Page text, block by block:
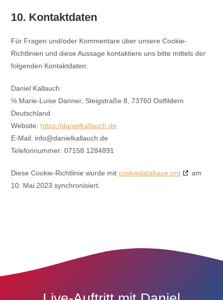
10. Kontaktdaten
Für Fragen und/oder Kommentare über unsere Cookie-
Richtlinien und diese Aussage kontaktiere uns bitte mittels der
folgenden Kontaktdaten:
Daniel Kallauch
℅ Marie-Luise Danner, Steigstraße 8, 73760 Ostfildern
Deutschland
Website: https://danielkallauch.de
E-Mail: info@danielkallauch.de
Telefonnummer: 07158 1284891
Diese Cookie-Richtlinie wurde mitcookiedatabase.org
am
10. Mai 2023 synchronisiert.